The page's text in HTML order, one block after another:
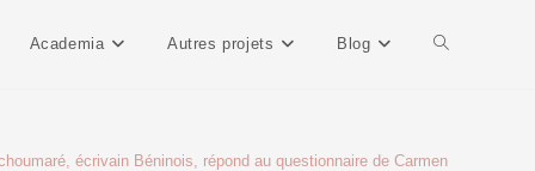
Academia Autres projets Blog
écrivain Béninois, répond au questionnaire de Carmen